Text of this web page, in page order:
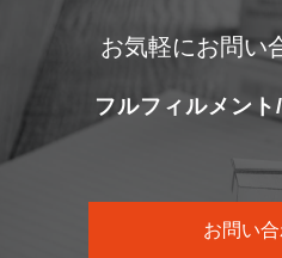
お気軽にお問い
フルフィルメン
お問い